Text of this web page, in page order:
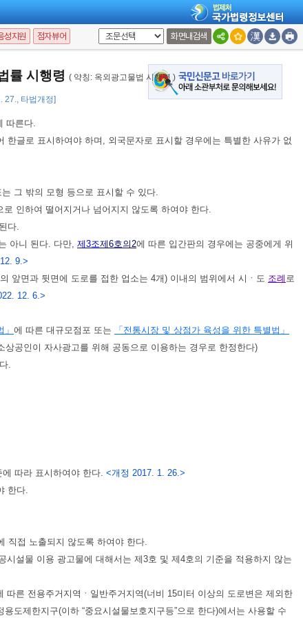
성지원 점자뷰어 화면내검색
률 시행령 ( 약칭: 옥외광고물법 시행령 )
27., 타법개정]
또는 변경허가ㆍ변경신고에 관하여는제7조부터 제10조까지의 규정을
따른다.
글로 표시하여야 하며, 외국문자로 표시할 경우에는 특별한 사유가 없
그 밖의 모형 등으로 표시할 수 있다.
인하여 떨어지거나 넘어지지 않도록 하여야 한다.
다.
아니 된다. 다만, 제3조제6호의2에 따른 입간판의 경우에는 공중에게 위
9.>
앞면과 뒷면에 도로를 접한 업소는 4개) 이내의 범위에서 시ㆍ도 조례 로
12. 6.>
에 따른 대규모점포 또는
「전통시장 및 상점가 육성을 위한 특별법」
공인이 자사광고를 위해 공동으로 이용하는 경우로 한정한다)
.
따라 표시하여야 한다. <개정 2017. 1. 26.>
한다.
직접 노출되지 않도록 하여야 한다.
설물 이용 광고물에 대해서는 제3호 및 제4호의 기준을 적용하지 않는
따른 전용주거지역ㆍ일반주거지역(너비 15미터 이상의 도로변은 제외한
도제한지구(이하 “중요시설물보호지구등”으로 한다)에서는 사용할 수